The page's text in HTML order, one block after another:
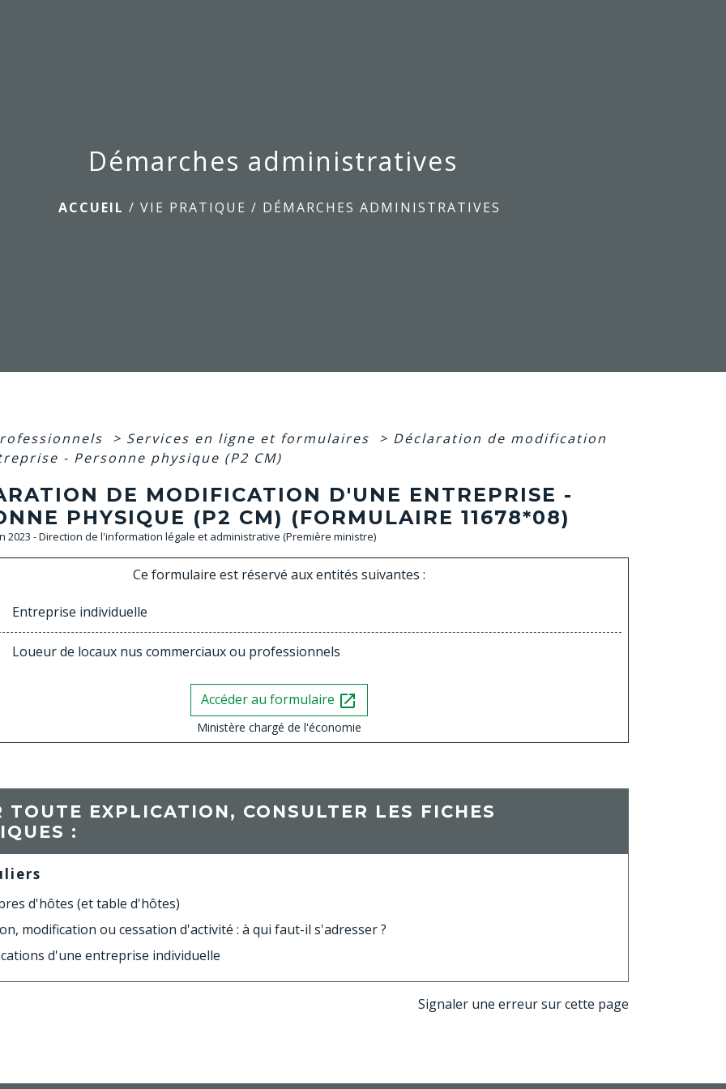
Démarches administratives
ACCUEIL / VIE PRATIQUE / DÉMARCHES ADMINISTRATIVES
> Services en ligne et formulaires > Déclaration de modification
- Personne physique (P2 CM)
DE MODIFICATION D'UNE ENTREPRISE -
PHYSIQUE (P2 CM) (FORMULAIRE 11678*08)
2023 - Direction de l'information légale et administrative (Première ministre)
Ce formulaire est réservé aux entités suivantes :
Entreprise individuelle
Loueur de locaux nus commerciaux ou professionnels
Accéder au formulaire open_in_new
Ministère chargé de l'économie
TOUTE EXPLICATION, CONSULTER LES FICHES
:
d'hôtes (et table d'hôtes)
modification ou cessation d'activité : à qui faut-il s'adresser ?
d'une entreprise individuelle
Signaler une erreur sur cette page